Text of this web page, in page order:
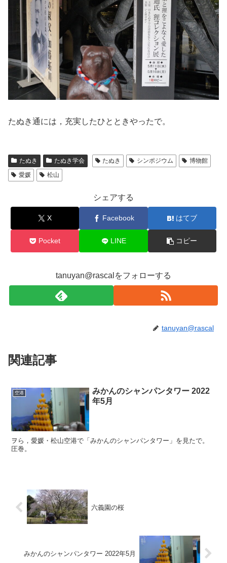
たぬき通には，充実したひとときやったで。
たぬき たぬき学会 たぬき シンポジウム
博物館
愛媛
松山
シェアする
X Facebook はてブ
Pocket LINE コピー
tanuyan@rascalをフォローする
tanuyan@rascal
関連記事
空港
みかんのシャンパンタワー 2022
年5月
ヲら，愛媛・松山空港で「みかんのシャンパンタワー」を見たで。
圧巻。
六義園の桜
みかんのシャンパンタワー 2022年5月